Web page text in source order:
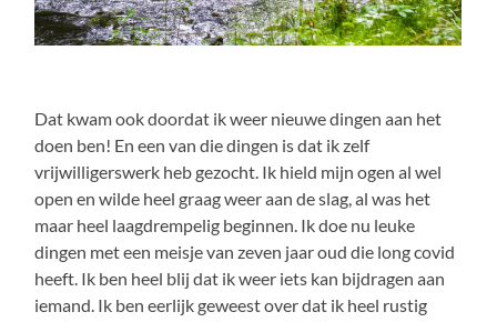
Dat kwam ook doordat ik weer nieuwe dingen aan het
doen ben! En een van die dingen is dat ik zelf
vrijwilligerswerk heb gezocht. Ik hield mijn ogen al wel
open en wilde heel graag weer aan de slag, al was het
maar heel laagdrempelig beginnen. Ik doe nu leuke
dingen met een meisje van zeven jaar oud die long covid
heeft. Ik ben heel blij dat ik weer iets kan bijdragen aan
iemand. Ik ben eerlijk geweest over dat ik heel rustig